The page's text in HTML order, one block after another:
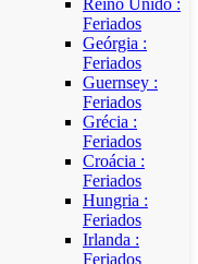
Reino Unido :
Feriados
Geórgia :
Feriados
Guernsey :
Feriados
Grécia :
Feriados
Croácia :
Feriados
Hungria :
Feriados
Irlanda :
Feriados